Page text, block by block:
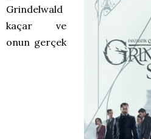
Grindelwald
kaçar ve
onun gerçek